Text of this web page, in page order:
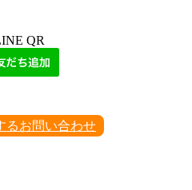
るお問い合わせ